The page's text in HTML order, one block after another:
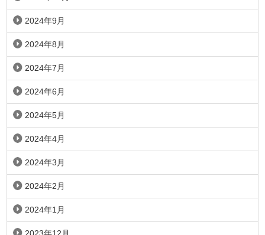
2024年9月
2024年8月
2024年7月
2024年6月
2024年5月
2024年4月
2024年3月
2024年2月
2024年1月
2023年12月